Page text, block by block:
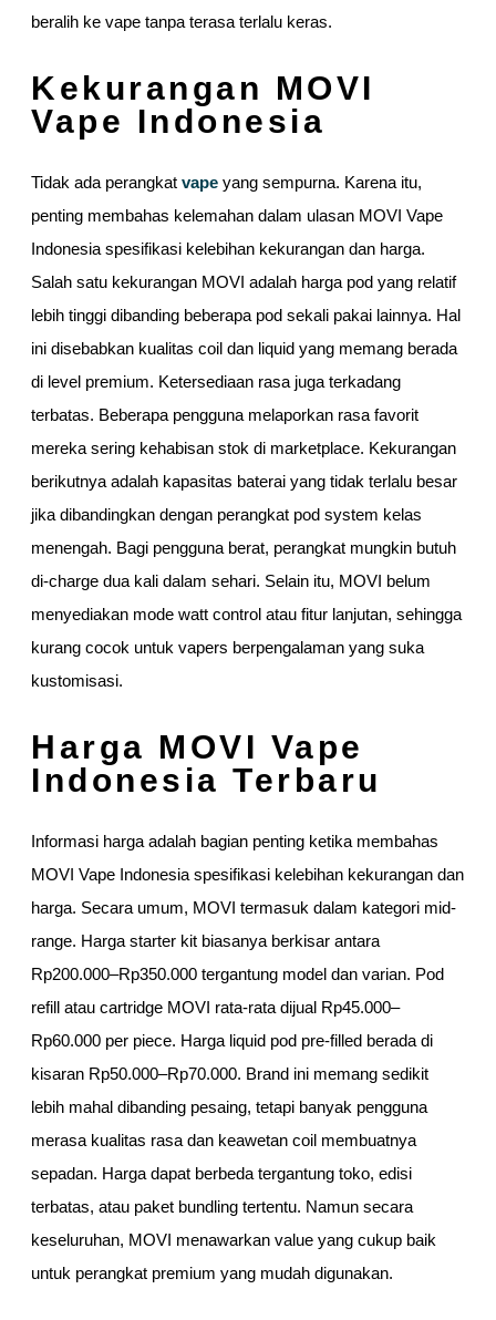
beralih ke vape tanpa terasa terlalu keras.
Kekurangan MOVI
Vape Indonesia
Tidak ada perangkat vape yang sempurna. Karena itu,
penting membahas kelemahan dalam ulasan MOVI Vape
Indonesia spesifikasi kelebihan kekurangan dan harga.
Salah satu kekurangan MOVI adalah harga pod yang relatif
lebih tinggi dibanding beberapa pod sekali pakai lainnya. Hal
ini disebabkan kualitas coil dan liquid yang memang berada
di level premium. Ketersediaan rasa juga terkadang
terbatas. Beberapa pengguna melaporkan rasa favorit
mereka sering kehabisan stok di marketplace. Kekurangan
berikutnya adalah kapasitas baterai yang tidak terlalu besar
jika dibandingkan dengan perangkat pod system kelas
menengah. Bagi pengguna berat, perangkat mungkin butuh
di-charge dua kali dalam sehari. Selain itu, MOVI belum
menyediakan mode watt control atau fitur lanjutan, sehingga
kurang cocok untuk vapers berpengalaman yang suka
kustomisasi.
Harga MOVI Vape
Indonesia Terbaru
Informasi harga adalah bagian penting ketika membahas
MOVI Vape Indonesia spesifikasi kelebihan kekurangan dan
harga. Secara umum, MOVI termasuk dalam kategori mid-
range. Harga starter kit biasanya berkisar antara
Rp200.000–Rp350.000 tergantung model dan varian. Pod
refill atau cartridge MOVI rata-rata dijual Rp45.000–
Rp60.000 per piece. Harga liquid pod pre-filled berada di
kisaran Rp50.000–Rp70.000. Brand ini memang sedikit
lebih mahal dibanding pesaing, tetapi banyak pengguna
merasa kualitas rasa dan keawetan coil membuatnya
sepadan. Harga dapat berbeda tergantung toko, edisi
terbatas, atau paket bundling tertentu. Namun secara
keseluruhan, MOVI menawarkan value yang cukup baik
untuk perangkat premium yang mudah digunakan.